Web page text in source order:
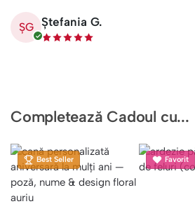
ȘG Ștefania G.
Completează Cadoul cu...
Best Seller Favorit